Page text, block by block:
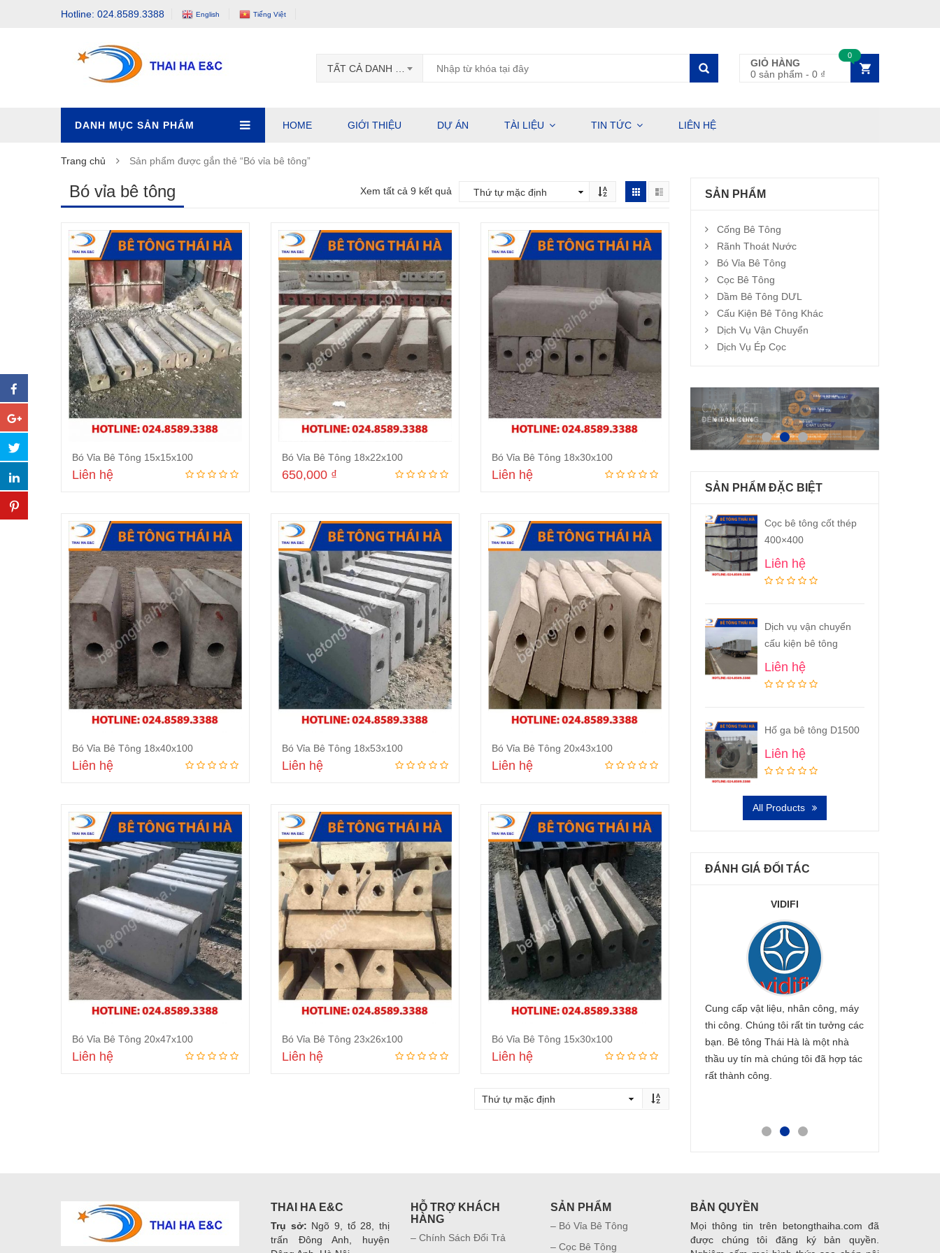
Hotline: 024.8589.3388 English Tiếng Việt
GIỎ HÀNG
0 sản phẩm - 0 ₫
0
DANH MỤC SẢN PHẨM HOME GIỚI THIỆU DỰ ÁN TÀI LIỆU TIN TỨC LIÊN HỆ
Trang chủ Sản phẩm được gắn thẻ “Bó vỉa bê tông”
Bó vỉa bê tông Xem tất cả 9 kết quả
Bó Vỉa Bê Tông 15x15x100
Liên hệ
Bó Vỉa Bê Tông 18x22x100
650,000 ₫
Bó Vỉa Bê Tông 18x30x100
Liên hệ
Bó Vỉa Bê Tông 18x40x100
Liên hệ
Bó Vỉa Bê Tông 18x53x100
Liên hệ
Bó Vỉa Bê Tông 20x43x100
Liên hệ
Bó Vỉa Bê Tông 20x47x100
Liên hệ
Bó Vỉa Bê Tông 23x26x100
Liên hệ
Bó Vỉa Bê Tông 15x30x100
Liên hệ
SẢN PHẨM
Cống Bê Tông
Rãnh Thoát Nước
Bó Vỉa Bê Tông
Cọc Bê Tông
Dầm Bê Tông DƯL
Cấu Kiện Bê Tông Khác
Dịch Vụ Vận Chuyển
Dịch Vụ Ép Cọc
SẢN PHẨM ĐẶC BIỆT
Cọc bê tông cốt thép
400×400
Liên hệ
Dịch vụ vận chuyển
cấu kiện bê tông
Liên hệ
Hố ga bê tông D1500
Liên hệ
All Products
ĐÁNH GIÁ ĐỐI TÁC
VIDIFI
Cung cấp vật liệu, nhân công, máy
bạn. Bê tông Thái Hà là một nhà
thầu uy tín mà chúng tôi đã hợp tác
AMACCAO
Công ty Công ty TNHH Kỹ thuật và
nhhững đối tác mà chúng tôi hợp
tác rất thành công. Chất lượng tốt,
LICOGI 13
Từng hạng mục công trình mà
tông Thái Hà đều được chủ đầu tư
rất hài lòng. Sự nhiệt tình và chu
VIDIFI
Cung cấp vật liệu, nhân công, máy
thi công. Chúng tôi rất tin tưởng các
bạn. Bê tông Thái Hà là một nhà
thầu uy tín mà chúng tôi đã hợp tác
rất thành công.
THAI HA E&C
Trụ sở: Ngõ 9, tổ 28, thị
trấn Đông Anh, huyện
HỖ TRỢ KHÁCH
HÀNG
– Chính Sách Đổi Trả
SẢN PHẨM
– Bó Vỉa Bê Tông
– Cọc Bê Tông
BẢN QUYỀN
Mọi thông tin trên betongthaiha.com đã
được chúng tôi đăng ký bản quyền.